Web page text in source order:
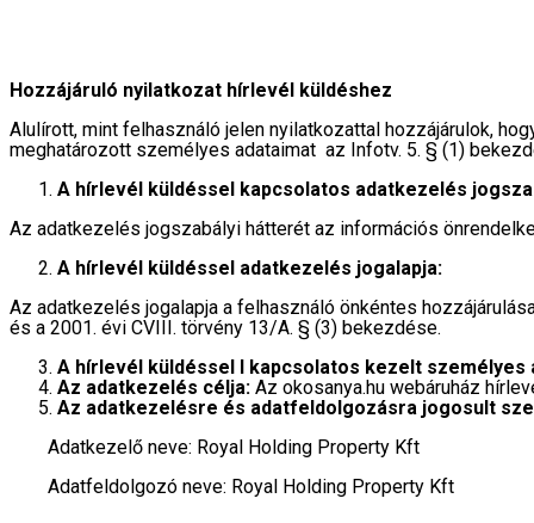
Hozzájáruló nyilatkozat hírlevél küldéshez
Alulírott, mint felhasználó jelen nyilatkozattal hozzájárulok,
meghatározott személyes adataimat az Infotv. 5. § (1)
A hírlevél küldéssel kapcsolatos adatkezelés
Az adatkezelés jogszabályi hátterét az információs
A hírlevél küldéssel adatkezelés jogalapja:
Az adatkezelés jogalapja a felhasználó önkéntes
és a 2001. évi CVIII. törvény 13/A. § (3) bekezdése.
A hírlevél küldéssel l kapcsolatos kezelt személyes
Az adatkezelés célja: Az okosanya.hu webáruház
Az adatkezelésre és adatfeldolgozásra jogosult
Adatkezelő neve: Royal Holding Property Kft
Adatfeldolgozó neve: Royal Holding Property Kft